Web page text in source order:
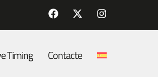
Timing Contacte